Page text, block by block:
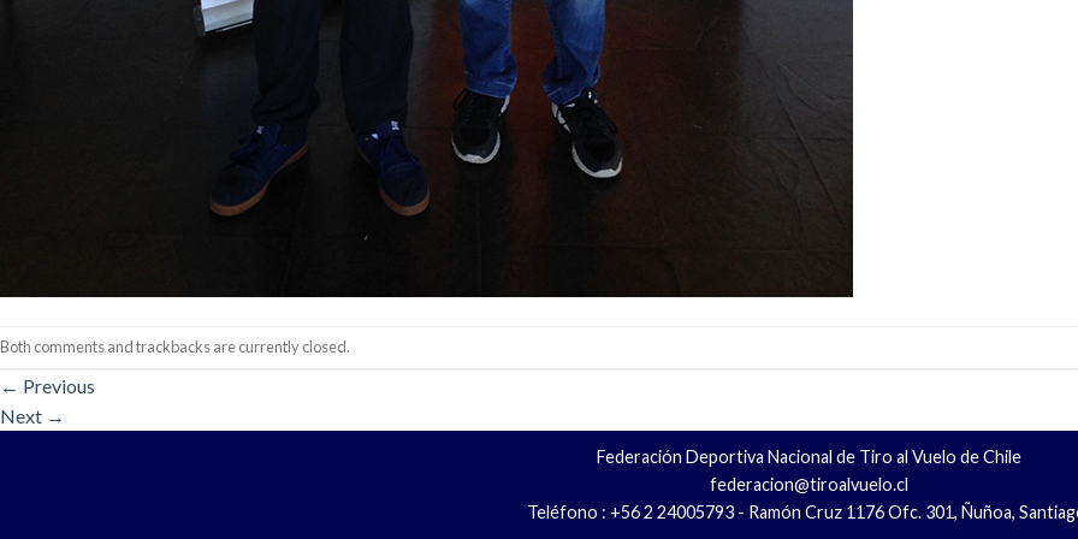
Both comments and trackbacks are currently closed.
← Previous
Next →
Federación Deportiva Nacional de Tiro al Vuelo de Chile
federacion@tiroalvuelo.cl
Teléfono : +56 2 24005793 - Ramón Cruz 1176 Ofc. 301, Ñuñoa,